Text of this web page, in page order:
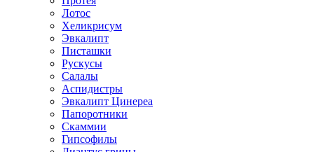
Лотос
Хеликрисум
Эвкалипт
Писташки
Рускусы
Салалы
Аспидистры
Эвкалипт Цинереа
Папоротники
Скаммии
Гипсофилы